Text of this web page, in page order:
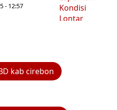
- 12:57
kab cirebon